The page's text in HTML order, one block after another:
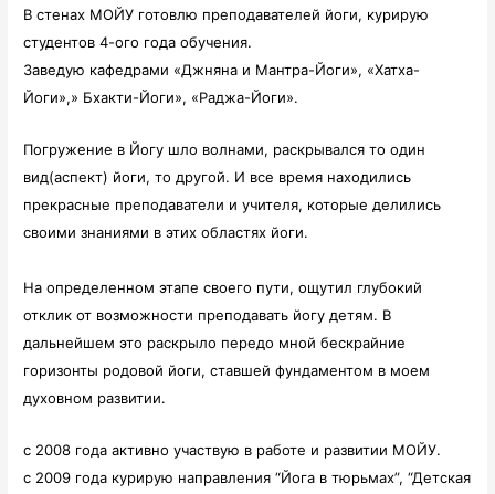
В стенах МОЙУ готовлю преподавателей йоги, курирую
студентов 4-ого года обучения.
Заведую кафедрами «Джняна и Мантра-Йоги», «Хатха-
Йоги»,» Бхакти-Йоги», «Раджа-Йоги».
Погружение в Йогу шло волнами, раскрывался то один
вид(аспект) йоги, то другой. И все время находились
прекрасные преподаватели и учителя, которые делились
своими знаниями в этих областях йоги.
На определенном этапе своего пути, ощутил глубокий
отклик от возможности преподавать йогу детям. В
дальнейшем это раскрыло передо мной бескрайние
горизонты родовой йоги, ставшей фундаментом в моем
духовном развитии.
c 2008 года активно участвую в работе и развитии МОЙУ.
с 2009 года курирую направления “Йога в тюрьмах”, “Детская